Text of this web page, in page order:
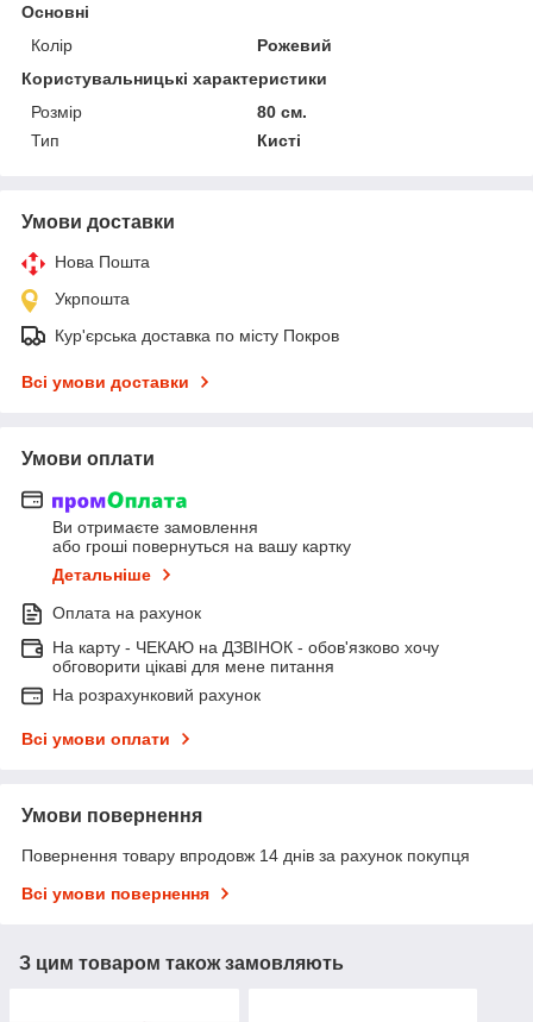
Основні
Колір
Рожевий
Користувальницькі характеристики
Розмір
80 см.
Тип
Кисті
Умови доставки
Нова Пошта
Укрпошта
Кур'єрська доставка по місту Покров
Всі умови доставки
Умови оплати
Ви отримаєте замовлення
або гроші повернуться на вашу картку
Детальніше
Оплата на рахунок
На карту - ЧЕКАЮ на ДЗВІНОК - обов'язково хочу
обговорити цікаві для мене питання
На розрахунковий рахунок
Всі умови оплати
Умови повернення
Повернення товару впродовж 14 днів за рахунок покупця
Всі умови повернення
З цим товаром також замовляють